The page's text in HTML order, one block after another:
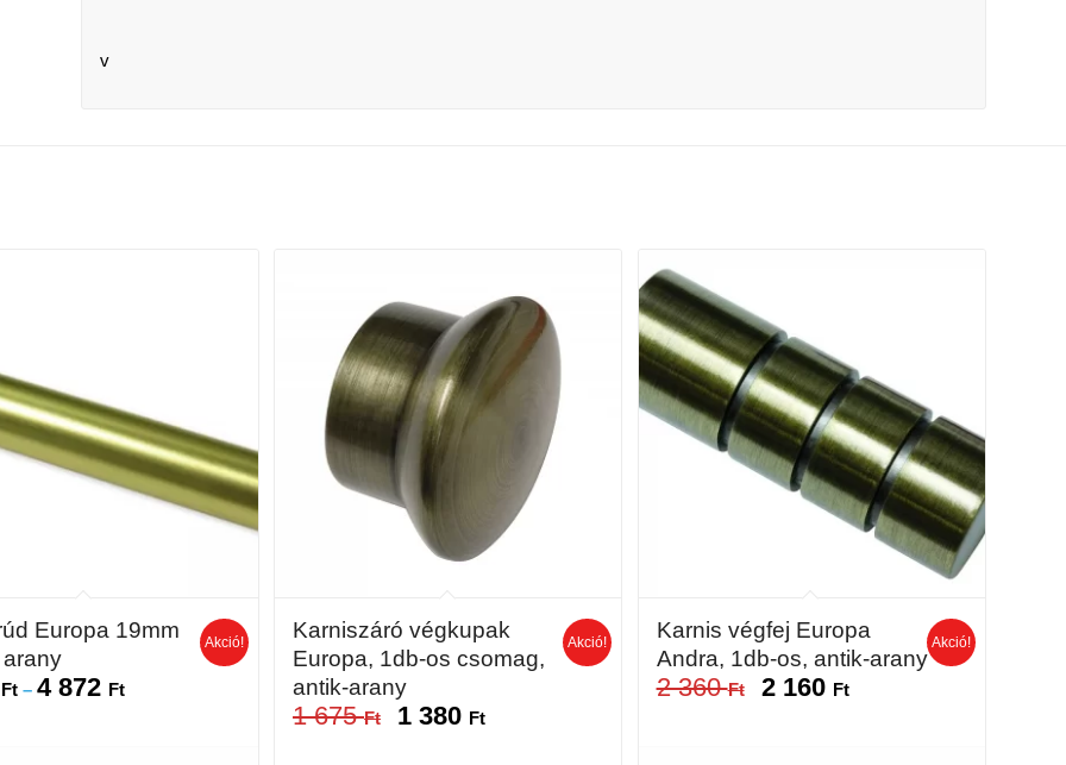
v
Europa 19mm
Ft – 4 872 FtÁrtartomány:
Akció!
Karniszáró végkupak
Europa, 1db-os csomag,
antik-arany
1 675Ft
Original
1 380 FtCurrent
Akció!
Karnis végfej Europa
Andra, 1db-os, antik-arany
2 360Ft
Original
2 160 FtCurrent
Akció!